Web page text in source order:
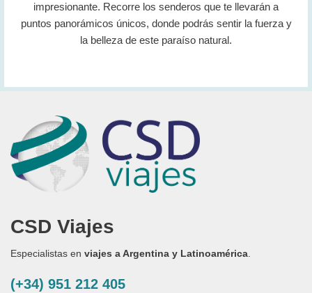
impresionante. Recorre los senderos que te llevarán a
puntos panorámicos únicos, donde podrás sentir la fuerza y
la belleza de este paraíso natural.
CSD Viajes
Especialistas en viajes a Argentina y Latinoamérica.
(+34) 951 212 405